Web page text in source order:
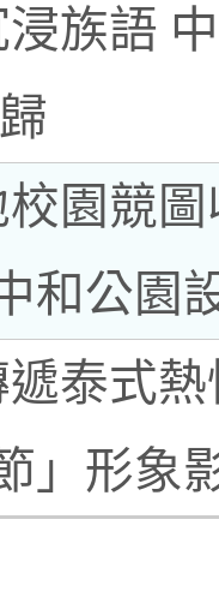
族語
園競
和公園
泰式
」形象